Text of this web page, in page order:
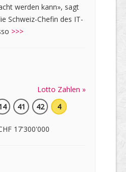
werden kann», sagt
Schweiz-Chefin des IT-
>>>
Lotto Zahlen »
41 42 4
17'300'000